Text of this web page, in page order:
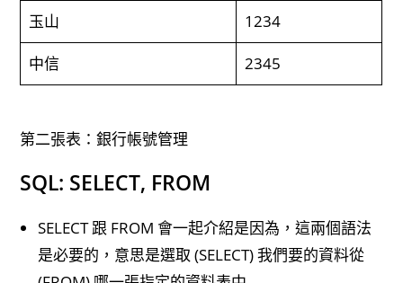
玉山 1234
中信 2345
第二張表：銀行帳號管理
SQL: SELECT, FROM
SELECT 跟 FROM 會一起介紹是因為，這兩個語法
是必要的，意思是選取 (SELECT) 我們要的資料從